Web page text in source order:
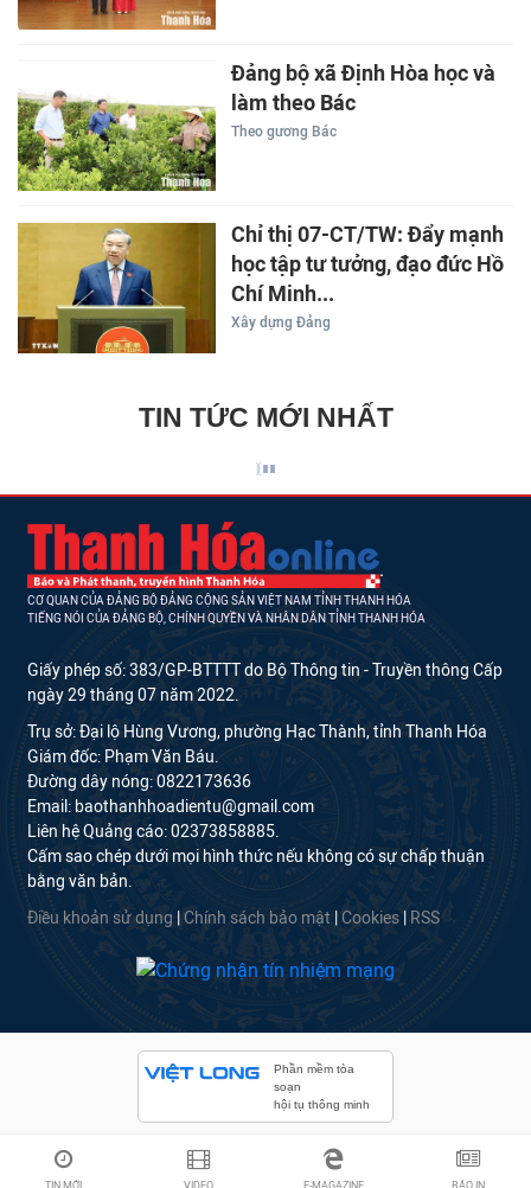
Đảng bộ xã Định Hòa học và
làm theo Bác
Theo gương Bác
Chỉ thị 07-CT/TW: Đẩy mạnh
học tập tư tưởng, đạo đức Hồ
Chí Minh...
Xây dựng Đảng
TIN TỨC MỚI NHẤT
CƠ QUAN CỦA ĐẢNG BỘ ĐẢNG CỘNG SẢN VIỆT NAM TỈNH THANH HÓA
TIẾNG NÓI CỦA ĐẢNG BỘ, CHÍNH QUYỀN VÀ NHÂN DÂN TỈNH THANH HÓA
Giấy phép số: 383/GP-BTTTT do Bộ Thông tin - Truyền thông Cấp
ngày 29 tháng 07 năm 2022.
Trụ sở: Đại lộ Hùng Vương, phường Hạc Thành, tỉnh Thanh Hóa
Giám đốc: Phạm Văn Báu.
Đường dây nóng: 0822173636
Email: baothanhhoadientu@gmail.com
Liên hệ Quảng cáo: 02373858885.
Cấm sao chép dưới mọi hình thức nếu không có sự chấp thuận
bằng văn bản.
Điều khoản sử dụng Chính sách bảo mật Cookies RSS
Phần mềm tòa
soạn
hội tụ thông minh
TIN MỚI VIDEO E-MAGAZINE BÁO IN